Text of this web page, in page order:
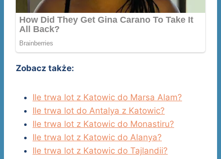
Zobacz także:
Ile trwa lot z Katowic do Marsa Alam?
Ile trwa lot do Antalya z Katowic?
Ile trwa lot z Katowic do Monastiru?
Ile trwa lot z Katowic do Alanya?
Ile trwa lot z Katowic do Tajlandii?